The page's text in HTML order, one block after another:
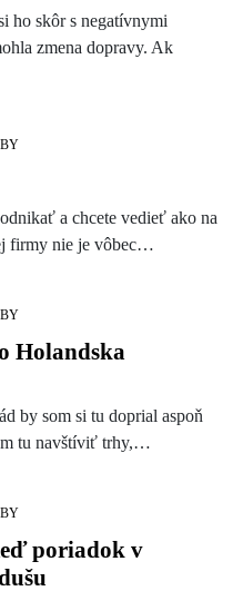
ho skôr s negatívnymi
zmena dopravy. Ak
BY
a chcete vedieť ako na
firmy nie je vôbec…
BY
Holandska
by som si tu doprial aspoň
tu navštíviť trhy,…
BY
poriadok v